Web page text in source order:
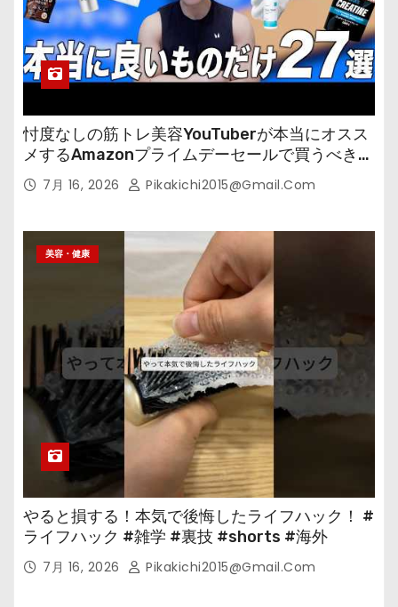
忖度なしの筋トレ美容YouTuberが本当にオスス
メするAmazonプライムデーセールで買うべきも
の 7月 16, 2026 Pikakichi2015@gmail.com
美容・健康
やると損する！本気で後悔したライフハック！ #
ライフハック #雑学 #裏技 #shorts #海外
7月 16, 2026 Pikakichi2015@gmail.com